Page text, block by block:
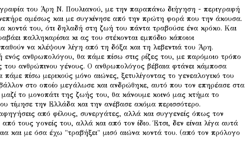
του Άρη Ν. Πουλιανού, με την παραπάνω διήγηση - περιγραφή
αμέσως και με συγκίνησε από την πρώτη φορά που την άκουσα.
κοντά του, ότι δηλαδή στη ζωή του πάντα τραβούσε ένα κρόκο. Και
παλληκαρίσια κι ας του στέκονται εμπόδιο κάποιοι
να κλέψουν λίγη από τη δόξα και τη λεβεντιά του Άρη.
ανθρωπολόγου, θα πάμε πίσω στις ρίζες του, με παρόμοιο τρόπο
του ανθρώπινου γένους. Ο ανθρωπολόγος βέβαια φτάνει κάμποσα
πάμε πίσω μερικούς μόνο αιώνες, ξετυλίγοντας το γενεαλογικό του
στο οποίο μεγάλωσε και ανδρώθηκε, αυτό που τον επηρέασε στα
το μονοπάτι της ζωής του, θα κάνουμε κοινό μας κτήμα το
τίμησε την Ελλάδα και την ανέβασε ακόμα περισσότερο.
από φίλους, συνεργάτες, αλλά και συγγενείς όπως τον
τους γονείς του, αλλά και από τον ίδιο. Έτσι, δεν είναι λίγα αυτά
και με όσα έχω "τραβήξει" μισό αιώνα κοντά του. (από τον πρόλογο